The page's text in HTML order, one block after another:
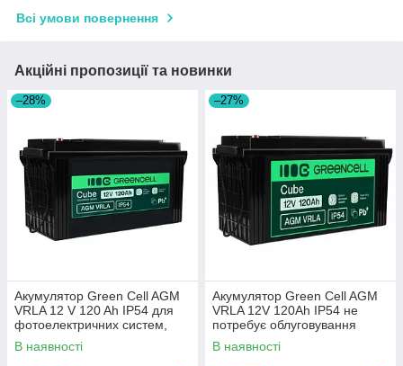
Всі умови повернення
Акційні пропозиції та новинки
–28%
Акумулятор Green Cell AGM
VRLA 12 V 120 Ah IP54 для
фотоелектричних систем,
яхт, човнів, сонячних панелей
В наявності
–27%
Акумулятор Green Cell AGM
VRLA 12V 120Ah IP54 не
потребує облуговування
(термін служби - 5 років)
В наявності